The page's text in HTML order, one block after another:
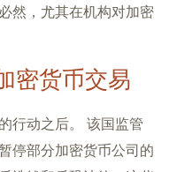
然，尤其在机构对加密
密货币交易
行动之后。 该国监管
停部分加密货币公司的